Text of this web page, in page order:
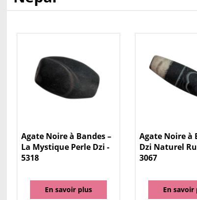
Agate Noire à Bandes –
La Mystique Perle Dzi -
5318
En savoir plus
Agate Noire à
Dzi Naturel
3067
En savoir